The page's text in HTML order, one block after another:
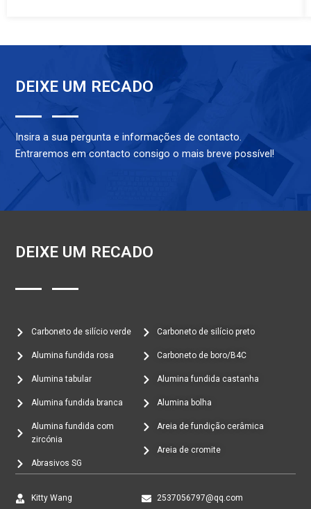
DEIXE UM RECADO
Insira a sua pergunta e informações de contacto.
Entraremos em contacto consigo o mais breve possível!
DEIXE UM RECADO
Carboneto de silício verde
Alumina fundida rosa
Alumina tabular
Alumina fundida branca
Alumina fundida com
zircónia
Abrasivos SG
Carboneto de silício preto
Carboneto de boro/B4C
Alumina fundida castanha
Alumina bolha
Areia de fundição cerâmica
Areia de cromite
Kitty Wang 2537056797@qq.com